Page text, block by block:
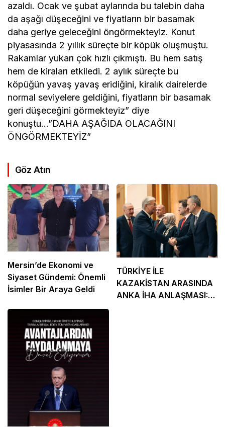
azaldı. Ocak ve şubat aylarında bu talebin daha
da aşağı düşeceğini ve fiyatların bir basamak
daha geriye geleceğini öngörmekteyiz. Konut
piyasasında 2 yıllık süreçte bir köpük oluşmuştu.
Rakamlar yukarı çok hızlı çıkmıştı. Bu hem satış
hem de kiraları etkiledi. 2 aylık süreçte bu
köpüğün yavaş yavaş eridiğini, kiralık dairelerde
normal seviyelere geldiğini, fiyatların bir basamak
geri düşeceğini görmekteyiz” diye
konuştu…”DAHA AŞAĞIDA OLACAĞINI
ÖNGÖRMEKTEYİZ”
Göz Atın
Mersin’de Ekonomi ve
Siyaset Gündemi: Önemli
İsimler Bir Araya Geldi
TÜRKİYE İLE
KAZAKİSTAN ARASINDA
ANKA İHA ANLAŞMASI: